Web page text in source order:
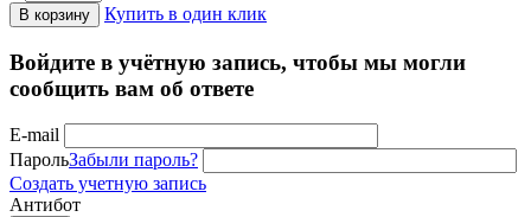
В корзину Купить в один клик
Войдите в учётную запись, чтобы мы могли
сообщить вам об ответе
E-mail
ПарольЗабыли пароль?
Создать учетную запись
Антибот